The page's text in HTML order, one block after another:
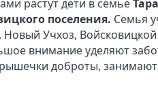
растут дети в семье
поселения. Семья
Учхоз,
внимание уделяют
доброты,